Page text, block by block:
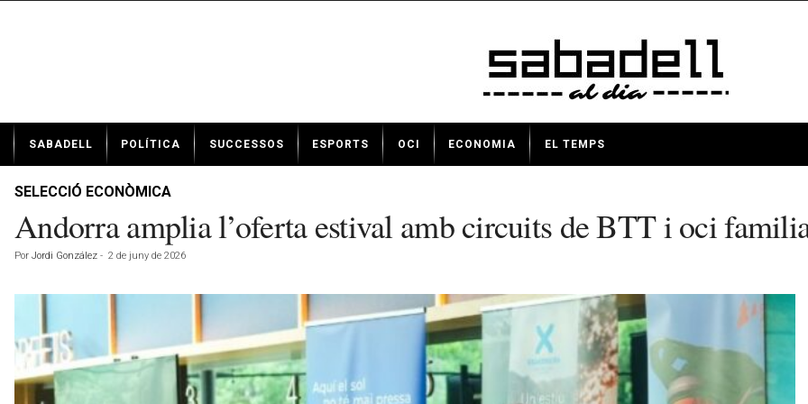
t
SABADELL POLÍTICA SUCCESSOS ESPORTS OCI ECONOMIA EL TEMPS
SELECCIÓ ECONÒMICA
Andorra amplia l’oferta estival amb circuits de BTT i oci
Por Jordi González - 2 de juny de 2026